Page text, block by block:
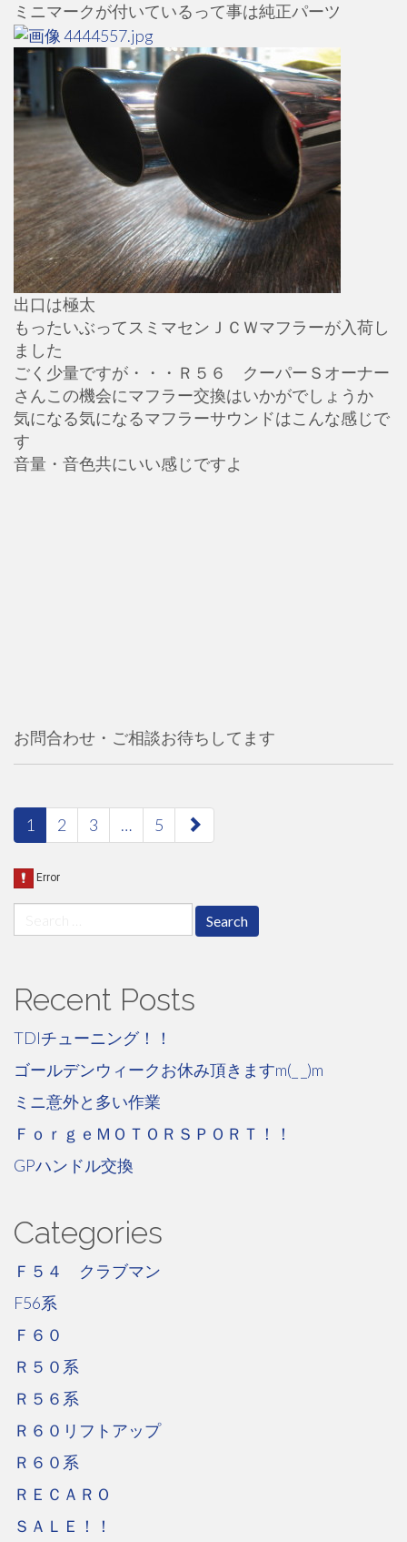
ミニマークが付いているって事は純正パーツ
出口は極太
もったいぶってスミマセンＪＣＷマフラーが入荷し
ました
ごく少量ですが・・・Ｒ５６ クーパーＳオーナー
さんこの機会にマフラー交換はいかがでしょうか
気になる気になるマフラーサウンドはこんな感じで
す
音量・音色共にいい感じですよ
お問合わせ・ご相談お待ちしてます
paging-
navigation
1 2 3 … 5
for:
Recent Posts
TDIチューニング！！
ゴールデンウィークお休み頂きますm(_ _)m
ミニ意外と多い作業
ＦｏｒｇｅＭＯＴＯＲＳＰＯＲＴ！！
GPハンドル交換
Categories
Ｆ５４ クラブマン
F56系
Ｆ６０
Ｒ５０系
Ｒ５６系
Ｒ６０リフトアップ
Ｒ６０系
ＲＥＣＡＲＯ
ＳＡＬＥ！！